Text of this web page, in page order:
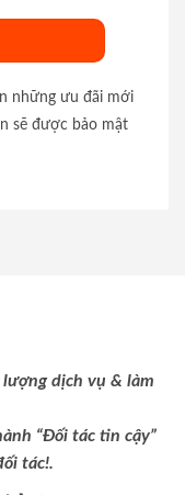
những ưu đãi mới
sẽ được bảo mật
dịch vụ & làm
“Đối tác tin cậy”
tác!.